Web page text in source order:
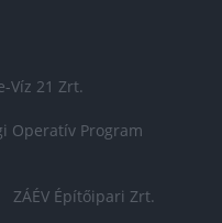
Víz 21 Zrt.
Operatív Program
ZÁÉV Építőipari Zrt.